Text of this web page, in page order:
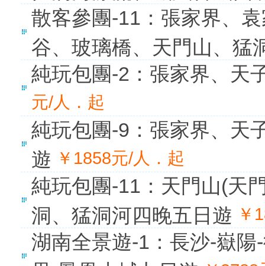
散客參團-11：張家界、
谷、玻璃橋、天門山、猛
純玩包團-2：張家界、天
元/人．起
純玩包團-9：張家界、天
遊 ￥1858元/人．起
純玩包團-11：天門山(天
洞、猛洞河四晚五日遊 ￥
湖南全景遊-1：長沙-嶽